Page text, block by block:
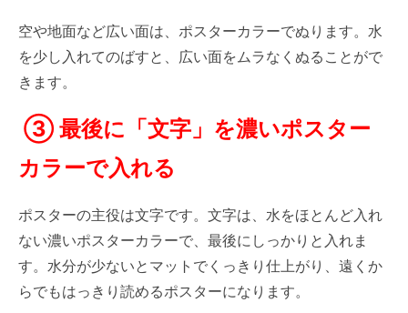
空や地面など広い面は、ポスターカラーでぬります。水
を少し入れてのばすと、広い面をムラなくぬることがで
きます。
③ 最後に「文字」を濃いポスター
カラーで入れる
ポスターの主役は文字です。文字は、水をほとんど入れ
ない濃いポスターカラーで、最後にしっかりと入れま
す。水分が少ないとマットでくっきり仕上がり、遠くか
らでもはっきり読めるポスターになります。